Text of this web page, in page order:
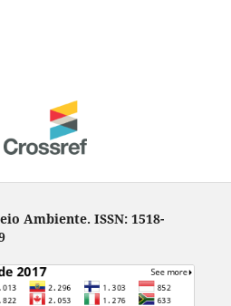
Ambiente. ISSN: 1518-